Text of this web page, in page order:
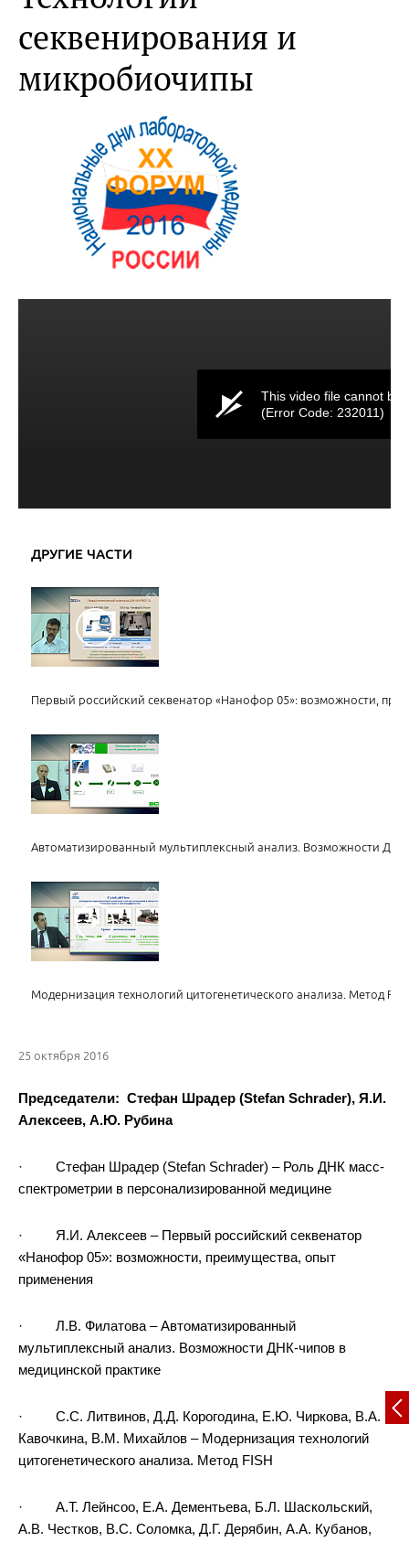
секвенирования и
микробиочипы
This video file cannot be
(Error Code: 232011)
ДРУГИЕ ЧАСТИ
Первый российский секвенатор «Нанофор 05»: возможности,
Автоматизированный мультиплексный анализ. Возможности
Модернизация технологий цитогенетического анализа. Метод
инфекций, приводящих к нарушению репродуктивных функций
25 октября 2016
Председатели: Стефан Шрадер (Stefan Schrader), Я.И.
Алексеев, А.Ю. Рубина
· Стефан Шрадер (Stefan Schrader) – Роль ДНК масс-
спектрометрии в персонализированной медицине
· Я.И. Алексеев – Первый российский секвенатор
«Нанофор 05»: возможности, преимущества, опыт
применения
· Л.В. Филатова – Автоматизированный
мультиплексный анализ. Возможности ДНК-чипов в
медицинской практике
· С.С. Литвинов, Д.Д. Корогодина, Е.Ю. Чиркова, В.А.
Кавочкина, В.М. Михайлов – Модернизация технологий
цитогенетического анализа. Метод FISH
· А.Т. Лейнсоо, Е.А. Дементьева, Б.Л. Шаскольский,
А.В. Честков, В.С. Соломка, Д.Г. Дерябин, А.А. Кубанов,